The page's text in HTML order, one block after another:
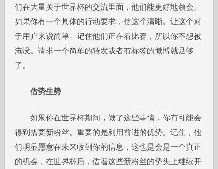
们在大量关于世界杯的交流里面，他们能更好地领会。
如果你有一个具体的行动要求，使这个清晰。让这个对
于用户来说简单，记住他们正在看比赛，所以你不想被
淹没。请求一个简单的转发或者有标签的微博就足够
了。
借势生势
如果你在世界杯期间，做了这些事情，你有可能会
得到需要新粉丝。重要的是利用前进的优势。记住，他
们明显愿意在未来收到你的信息，这也是会是一个真正
的机会，在世界杯后，借着这些新粉丝的势头上继续开